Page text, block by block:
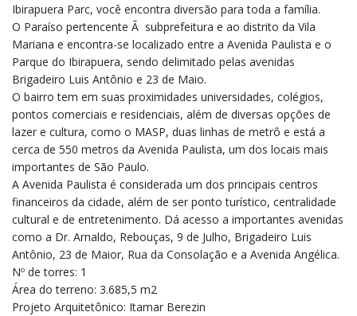
Ibirapuera Parc, você encontra diversão para toda a família.
O Paraíso pertencente Ã subprefeitura e ao distrito da Vila
Mariana e encontra-se localizado entre a Avenida Paulista e o
Parque do Ibirapuera, sendo delimitado pelas avenidas
Brigadeiro Luis Antônio e 23 de Maio.
O bairro tem em suas proximidades universidades, colégios,
pontos comerciais e residenciais, além de diversas opções de
lazer e cultura, como o MASP, duas linhas de metrô e está a
cerca de 550 metros da Avenida Paulista, um dos locais mais
importantes de São Paulo.
A Avenida Paulista é considerada um dos principais centros
financeiros da cidade, além de ser ponto turístico, centralidade
cultural e de entretenimento. Dá acesso a importantes avenidas
como a Dr. Arnaldo, Rebouças, 9 de Julho, Brigadeiro Luis
Antônio, 23 de Maior, Rua da Consolação e a Avenida Angélica.
Nº de torres: 1
Área do terreno: 3.685,5 m2
Projeto Arquitetônico: Itamar Berezin